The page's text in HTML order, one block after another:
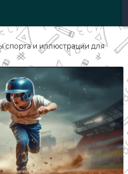
спорта и иллюстрации для